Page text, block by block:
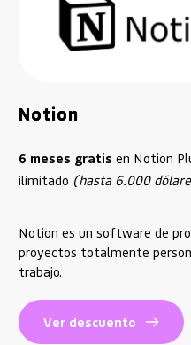
Notion
6 meses gratis en Notion
ilimitado (hasta 6.000
Notion es un software de
proyectos totalmente
trabajo.
Ver descuento